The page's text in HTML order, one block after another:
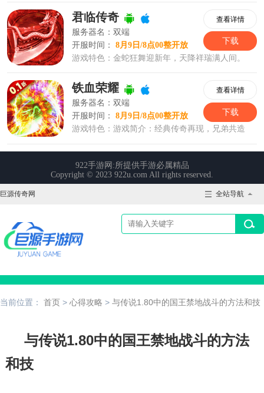
巨源传奇网 全站导航
当前位置： 首页 > 心得攻略 > 与传说1.80中的国王禁地战斗的方法和技
与传说1.80中的国王禁地战斗的方法
和技